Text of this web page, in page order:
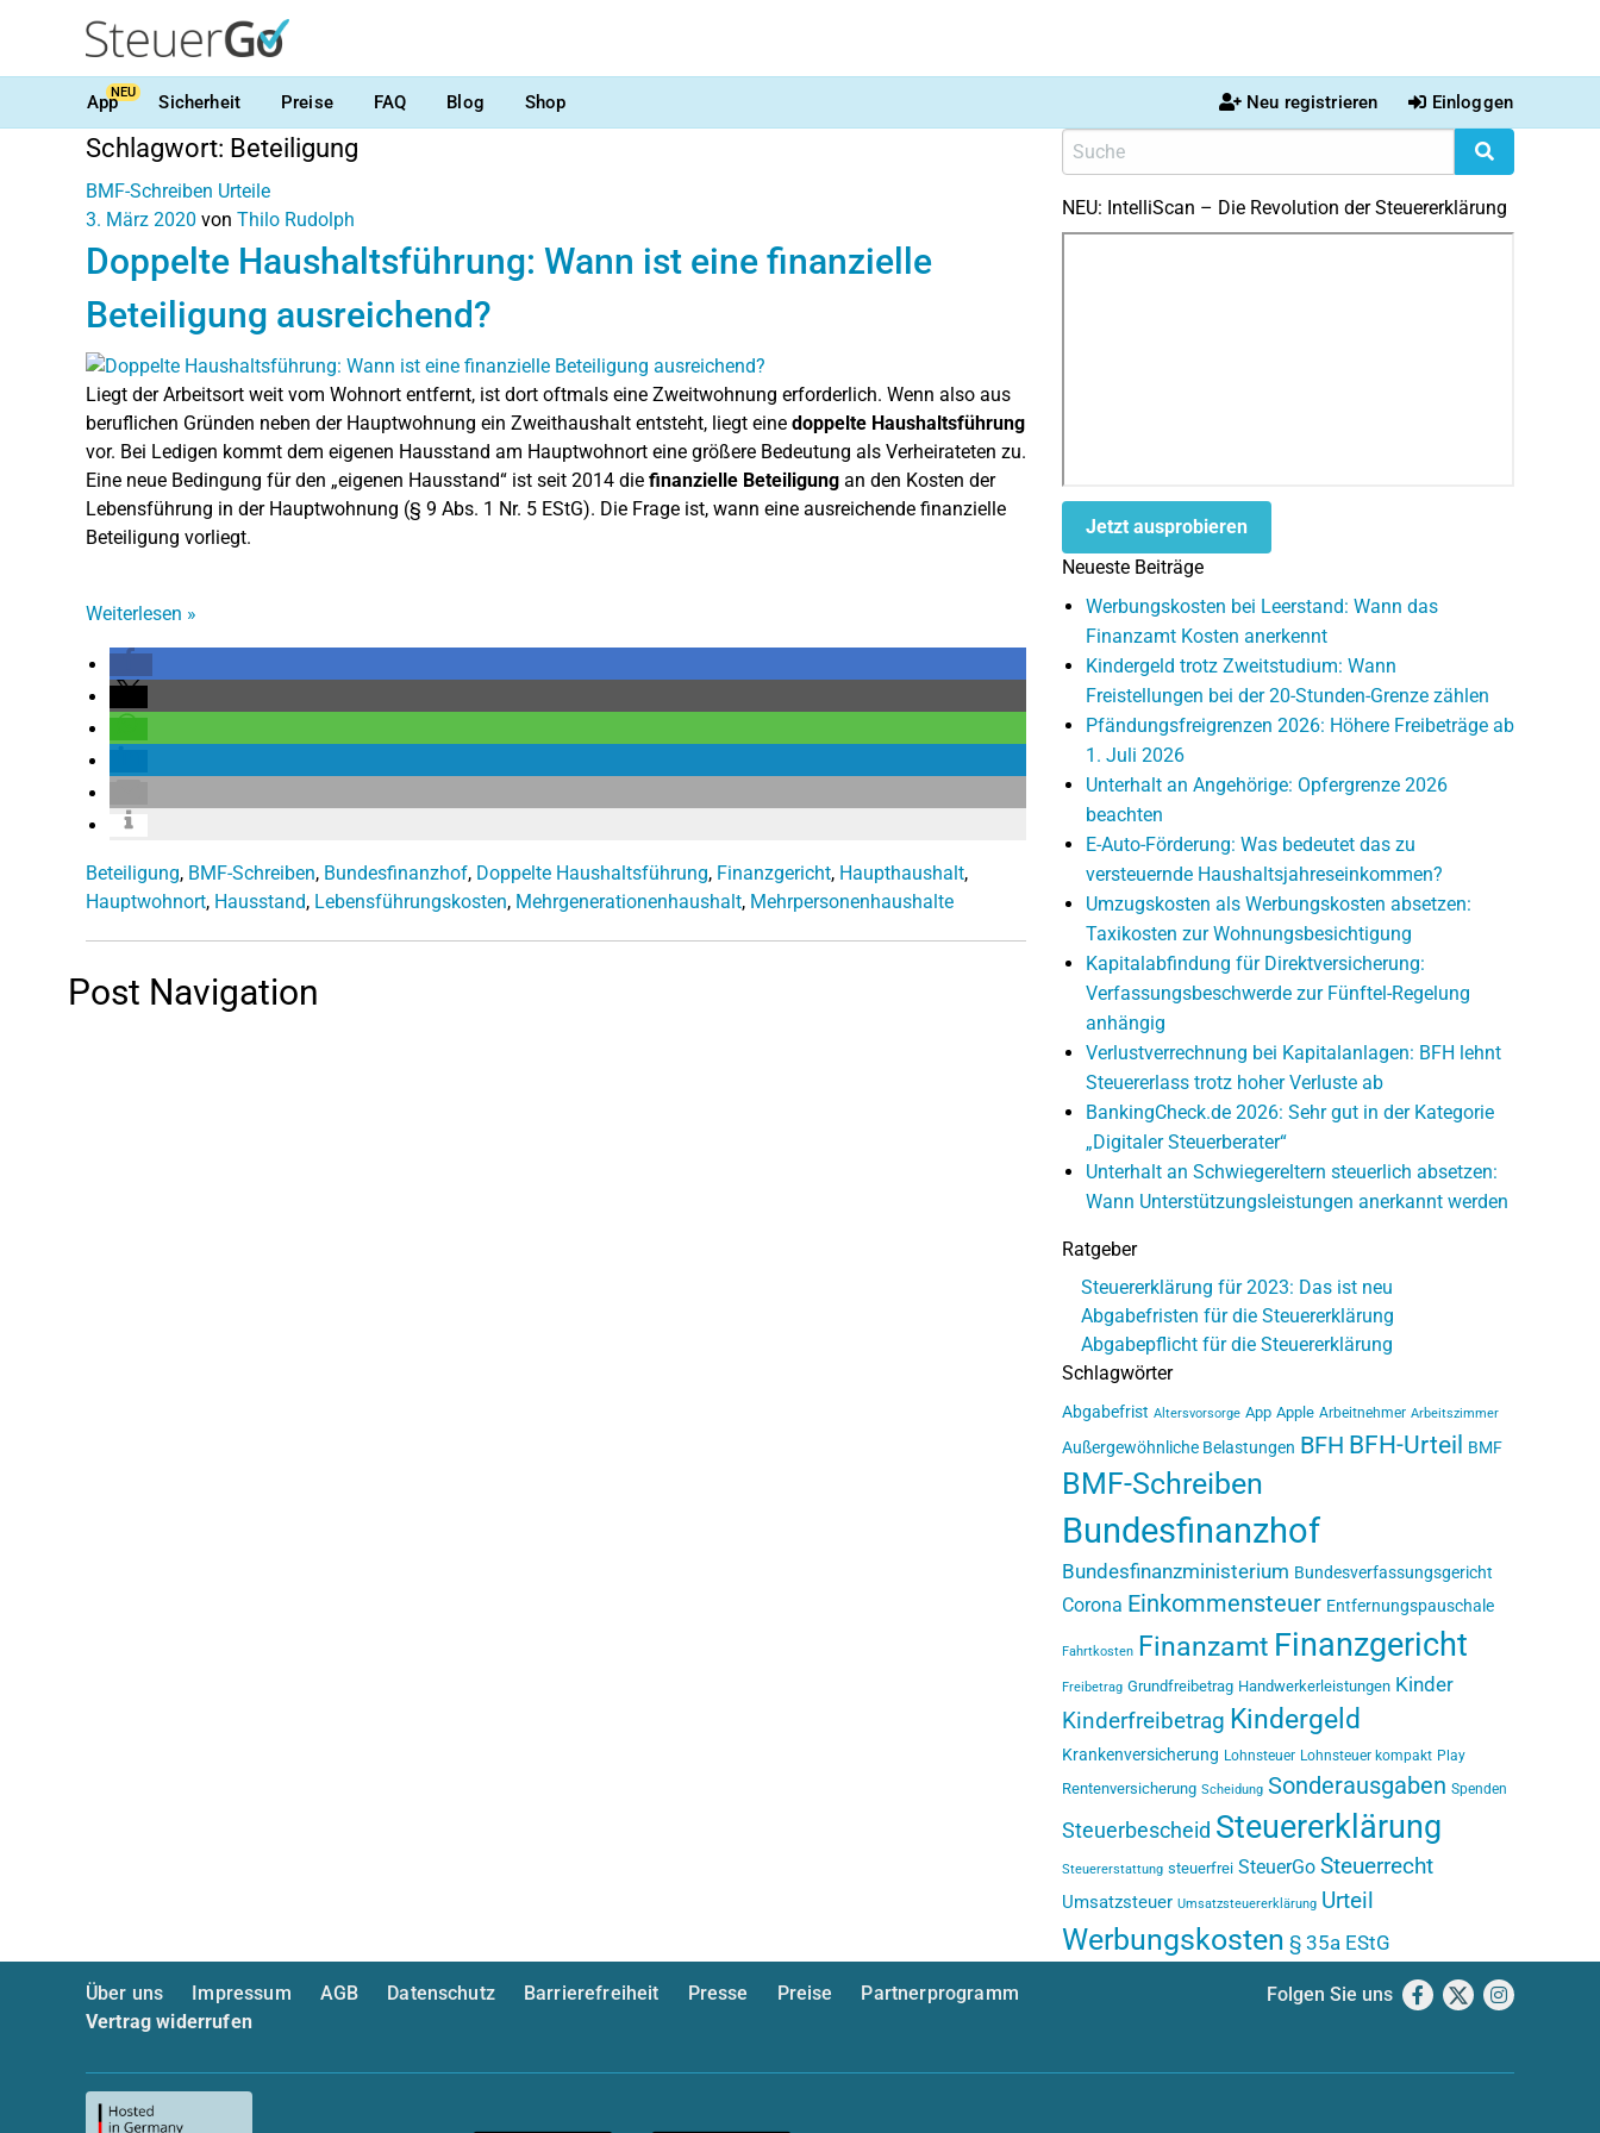
AppNEU Sicherheit Preise FAQ Blog Shop Neu registrieren Einloggen
Schlagwort: Beteiligung
BMF-Schreiben Urteile
3. März 2020 von Thilo Rudolph
Doppelte Haushaltsführung: Wann ist eine finanzielle
Beteiligung ausreichend?
Liegt der Arbeitsort weit vom Wohnort entfernt, ist dort oftmals eine Zweitwohnung erforderlich. Wenn also aus
beruflichen Gründen neben der Hauptwohnung ein Zweithaushalt entsteht, liegt eine doppelte Haushaltsführung
vor. Bei Ledigen kommt dem eigenen Hausstand am Hauptwohnort eine größere Bedeutung als Verheirateten zu.
Eine neue Bedingung für den „eigenen Hausstand“ ist seit 2014 die finanzielle Beteiligung an den Kosten der
Lebensführung in der Hauptwohnung (§ 9 Abs. 1 Nr. 5 EStG). Die Frage ist, wann eine ausreichende finanzielle
Beteiligung vorliegt.
Weiterlesen »
Beteiligung, BMF-Schreiben, Bundesfinanzhof, Doppelte Haushaltsführung, Finanzgericht, Haupthaushalt,
Hauptwohnort, Hausstand, Lebensführungskosten, Mehrgenerationenhaushalt, Mehrpersonenhaushalte
Post Navigation
NEU: IntelliScan – Die Revolution der Steuererklärung
Jetzt ausprobieren
Neueste Beiträge
Werbungskosten bei Leerstand: Wann das
Finanzamt Kosten anerkennt
Kindergeld trotz Zweitstudium: Wann
Freistellungen bei der 20-Stunden-Grenze zählen
Pfändungsfreigrenzen 2026: Höhere Freibeträge ab
1. Juli 2026
Unterhalt an Angehörige: Opfergrenze 2026
beachten
E-Auto-Förderung: Was bedeutet das zu
versteuernde Haushaltsjahreseinkommen?
Umzugskosten als Werbungskosten absetzen:
Taxikosten zur Wohnungsbesichtigung
Kapitalabfindung für Direktversicherung:
Verfassungsbeschwerde zur Fünftel-Regelung
anhängig
Verlustverrechnung bei Kapitalanlagen: BFH lehnt
Steuererlass trotz hoher Verluste ab
BankingCheck.de 2026: Sehr gut in der Kategorie
„Digitaler Steuerberater“
Unterhalt an Schwiegereltern steuerlich absetzen:
Wann Unterstützungsleistungen anerkannt werden
Ratgeber
Steuererklärung für 2023: Das ist neu
Abgabefristen für die Steuererklärung
Abgabepflicht für die Steuererklärung
Schlagwörter
Abgabefrist Altersvorsorge App Apple Arbeitnehmer Arbeitszimmer
Außergewöhnliche Belastungen BFH BFH-Urteil BMF
BMF-Schreiben
Bundesfinanzhof
Bundesfinanzministerium Bundesverfassungsgericht
Corona Einkommensteuer Entfernungspauschale
Fahrtkosten Finanzamt Finanzgericht
Freibetrag Grundfreibetrag Handwerkerleistungen Kinder
Kinderfreibetrag Kindergeld
Krankenversicherung Lohnsteuer Lohnsteuer kompakt Play
Rentenversicherung Scheidung Sonderausgaben Spenden
Steuerbescheid Steuererklärung
Steuererstattung steuerfrei SteuerGo Steuerrecht
Umsatzsteuer Umsatzsteuererklärung Urteil
Werbungskosten § 35a EStG
Über uns Impressum AGB Datenschutz Barrierefreiheit Presse Preise
Partnerprogramm
Vertrag widerrufen
Folgen Sie uns Facebook
X Instagram